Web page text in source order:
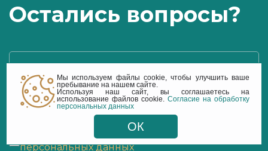
Остались вопросы?
Телефон
Оставить заявку
Я согласен(на) на обработку моих
персональных данных
ОК
Мы используем файлы cookie, чтобы улучшить ваше
пребывание на нашем сайте.
Используя наш сайт, вы соглашаетесь на
использование файлов cookie. Согласие на обработку
персональных данных